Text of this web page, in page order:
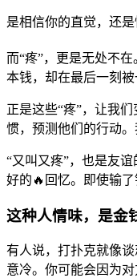
是相信你的直觉，还
而“疼”，更是无处不
本钱，却在最后一刻
正是这些“疼”，让我
惯，预测他们的行动
“又叫又疼”，也是友
好的🔥回忆。即使输
这种人情味，是金
有人说，打扑克就像
意冷。你可能会因为